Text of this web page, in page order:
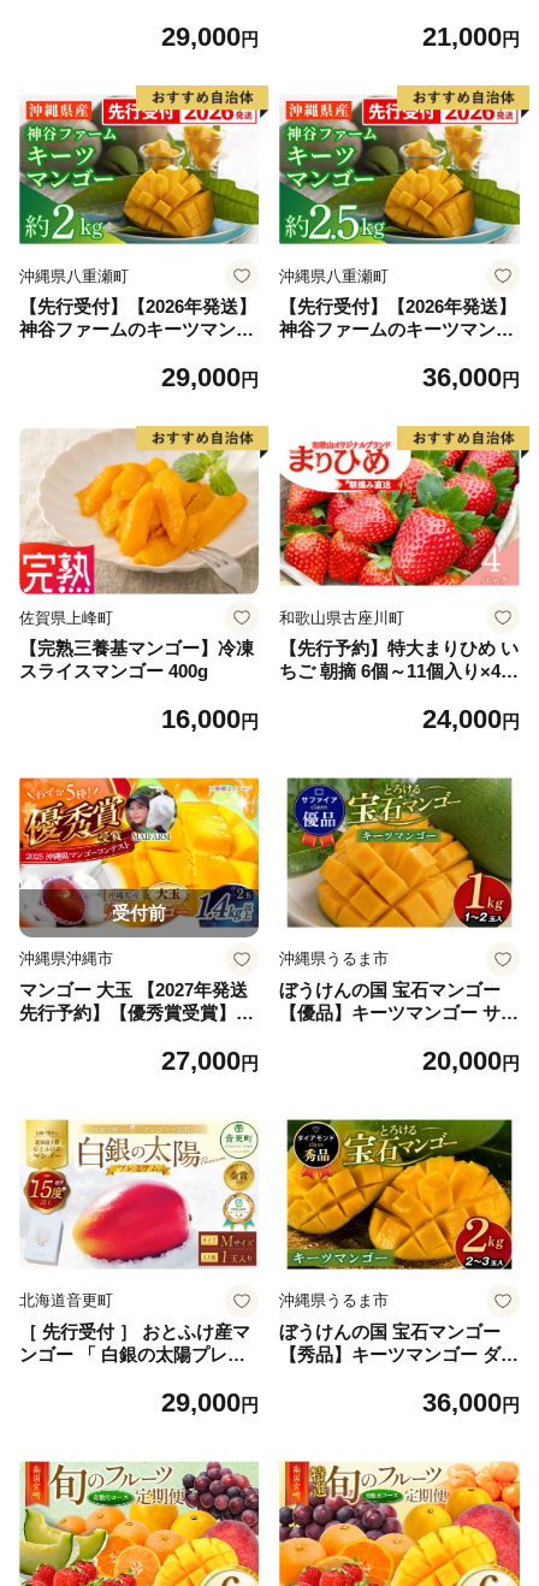
送 南国フルーツ 旬の味覚 沖
29,000円
産 産地直送 南国フルーツ 旬
21,000円
沖縄県八重瀬町
【先行受付】【2026年発送】
神谷ファームのキーツマンゴ
産地直送 南国フルーツ 旬の
29,000円
沖縄県八重瀬町
【先行受付】【2026年発送】
神谷ファームのキーツマンゴ
産 産地直送 南国フルーツ 旬
36,000円
佐賀県上峰町
【完熟三養基マンゴー】冷凍
スライスマンゴー 400g
16,000円
和歌山県古座川町
【先行予約】特大まりひめ い
ちご 朝摘 6個～11個入り×4パ
3月末頃に順次発送予定（お
物 くだもの【kiy004A】
24,000円
受付前
沖縄県沖縄市
マンゴー 大玉 【2027年発送
先行予約】【優秀賞受賞】沖
個入り MAIFARM [BCAN00
ーつ Fruit 果物 果実 くだもの
完熟 トロピカルフルーツ 沖
縄県産 沖縄産 特産品 国産 お
取り寄せ 送料無料 ギフト デ
ザート 産地直送 直送 季節限
定 旬 沖縄県 沖縄市
27,000円
沖縄県うるま市
ぼうけんの国 宝石マンゴー
【優品】キーツマンゴー サフ
ツ マンゴー 優品 果物 南国
家直送 甘い 濃厚 沖縄 うるま
市 ku01-012
20,000円
北海道音更町
［ 先行受付 ］ おとふけ産マ
ンゴー 「 白銀の太陽プレミ
5 】《2026年11月上旬より発
29,000円
沖縄県うるま市
ぼうけんの国 宝石マンゴー
【秀品】キーツマンゴー ダイ
ーツ マンゴー 秀品 果物 南国
家直送 甘い 濃厚 沖縄 うるま
市 ku01-011
36,000円